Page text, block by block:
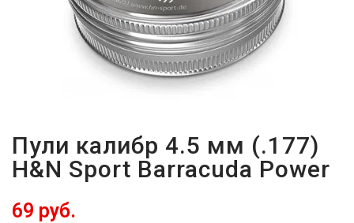
Пули калибр 4.5 мм (.177)
H&N Sport Barracuda Power
69 руб.